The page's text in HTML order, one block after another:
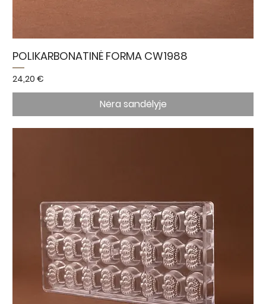
POLIKARBONATINĖ FORMA CW1988
Kaina
24,20 €
Nėra sandėlyje